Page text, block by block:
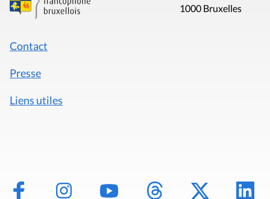
1000 Bruxelles
Contact
Presse
Liens utiles